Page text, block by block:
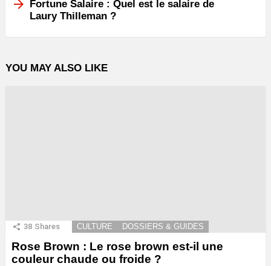
Fortune Salaire : Quel est le salaire de
Laury Thilleman ?
YOU MAY ALSO LIKE
38 Shares CULTURE DOSSIERS & GUIDES
Rose Brown : Le rose brown est-il une
couleur chaude ou froide ?